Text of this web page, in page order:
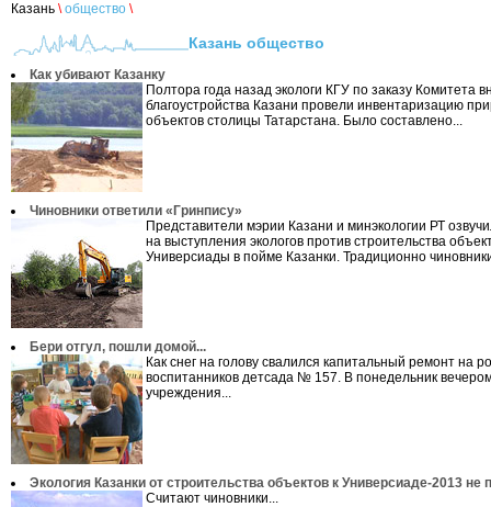
Казань \ общество \
Казань общество
Как убивают Казанку
Полтора года назад экологи КГУ по заказу Комитета
благоустройства Казани провели инвентаризацию
объектов столицы Татарстана. Было составлено...
Чиновники ответили «Гринпису»
Представители мэрии Казани и минэкологии РТ
на выступления экологов против строительства
Универсиады в пойме Казанки. Традиционно
Бери отгул, пошли домой...
Как снег на голову свалился капитальный ремонт на
воспитанников детсада № 157. В понедельник
учреждения...
Экология Казанки от строительства объектов к Универсиаде-2013 не
Считают чиновники...